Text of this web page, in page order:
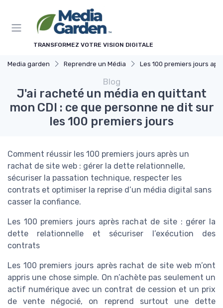
TRANSFORMEZ VOTRE VISION DIGITALE
Media garden Reprendre un Média Les 100 premiers jours après la reprise
Blog
J'ai racheté un média en quittant
mon CDI : ce que personne ne dit sur
les 100 premiers jours
Comment réussir les 100 premiers jours après un
rachat de site web : gérer la dette relationnelle,
sécuriser la passation technique, respecter les
contrats et optimiser la reprise d’un média digital sans
casser la confiance.
Les 100 premiers jours après rachat de site : gérer la
dette relationnelle et sécuriser l’exécution des
contrats
Les 100 premiers jours après rachat de site web m’ont
appris une chose simple. On n’achète pas seulement un
actif numérique avec un contrat de cession et un prix
de vente négocié, on reprend surtout une dette